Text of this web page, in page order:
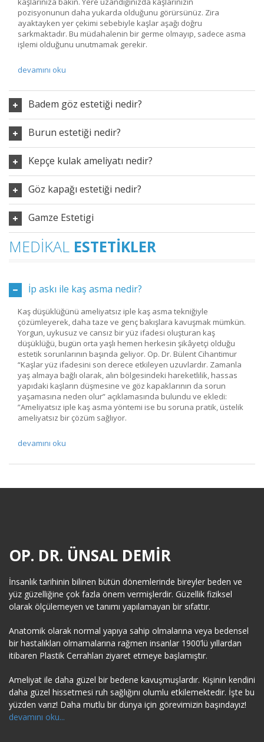
pozisyonunun daha yukarda olduğunu görürsünüz. Zira
ayaktayken yer çekimi sebebiyle kaşlar aşağı doğru
sarkmaktadır. Bu müdahalenin bir germe olmayıp, sadece asma
işlemi olduğunu unutmamak gerekir.
devamını oku
Badem göz estetiği nedir?
Burun estetiği nedir?
Kepçe kulak ameliyatı nedir?
Göz kapağı estetiği nedir?
Gamze Estetigi
MEDIKAL ESTETIKLER
İp askı ile kaş asma nedir?
Kaş düşüklüğünü ameliyatsız iple kaş asma tekniğiyle
çözümleyerek, daha taze ve genç bakışlara kavuşmak mümkün.
Yorgun, uykusuz ve cansız bir yüz ifadesi oluşturan kaş
düşüklüğü, bugün orta yaşlı hemen herkesin şikâyetçi olduğu
estetik sorunlarının başında geliyor. Op. Dr. Bülent Cihantimur
“Kaşlar yüz ifadesini son derece etkileyen uzuvlardır. Zamanla
yaş almaya bağlı olarak, alın bölgesindeki hareketlilik, hassas
yapıdaki kaşların düşmesine ve göz kapaklarının da sorun
yaşamasına neden olur” açıklamasında bulundu ve ekledi:
”Ameliyatsız iple kaş asma yöntemi ise bu soruna pratik, üstelik
ameliyatsız bir çözüm sağlıyor.
devamını oku
OP. DR. ÜNSAL DEMIR
İnsanlık tarihinin bilinen bütün dönemlerinde bireyler beden ve
yüz güzelliğine çok fazla önem vermişlerdir. Güzellik fiziksel
olarak ölçülemeyen ve tanımı yapılamayan bir sıfattır.
Anatomik olarak normal yapıya sahip olmalarına veya bedensel
bir hastalıkları olmamalarına rağmen insanlar 1900’lü yıllardan
itibaren Plastik Cerrahları ziyaret etmeye başlamıştır.
Ameliyat ile daha güzel bir bedene kavuşmuşlardır. Kişinin kendini
daha güzel hissetmesi ruh sağlığını olumlu etkilemektedir. İşte bu
yüzden varız! Daha mutlu bir dünya için görevimizin başındayız!
devamını oku...